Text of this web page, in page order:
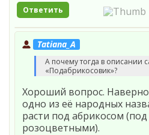
Ответить
Tatiana_A
А почему тогда в описании
«Подабрикосовик»?
Хороший вопрос.
одно из её народных
расти под абрикосом
розоцветными).